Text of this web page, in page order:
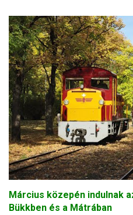
Március közepén indulnak
Bükkben és a Mátrában